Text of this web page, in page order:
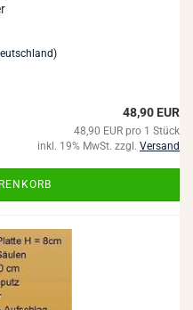
48,90 EUR
48,90 EUR pro 1 Stück
inkl. 19% MwSt. zzgl. Versand